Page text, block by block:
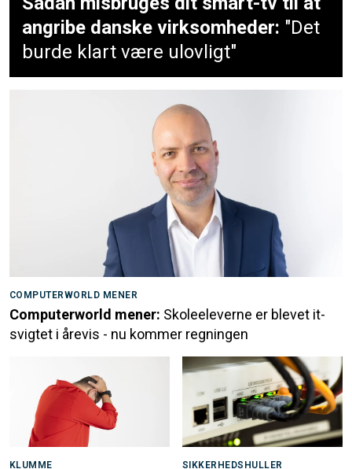
angribe danske virksomheder: "Det
burde klart være ulovligt"
COMPUTERWORLD MENER
Computerworld mener: Skoleeleverne er blevet it-
svigtet i årevis - nu kommer regningen
KLUMME SIKKERHEDSHULLER